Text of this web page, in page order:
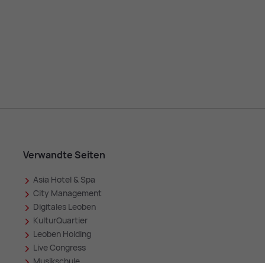
Verwandte Seiten
Asia Hotel & Spa
City Management
Digitales Leoben
KulturQuartier
Leoben Holding
Live Congress